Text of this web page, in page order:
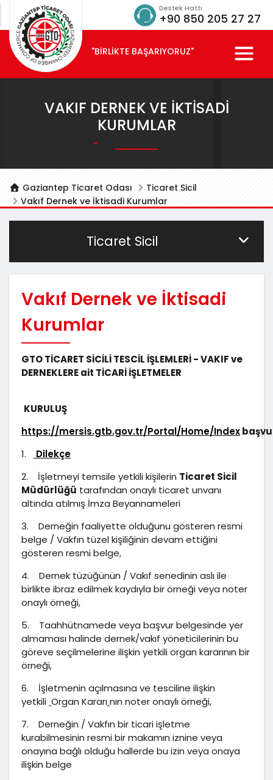
Destek Hattı
+90 850 205 27 27
"BİRLİKTE BAŞARIYORUZ"
VAKIF DERNEK VE İKTISADI
KURUMLAR
Gaziantep Ticaret Odası
Ticaret Sicil
Vakıf Dernek ve İktisadi Kurumlar
Ticaret Sicil
Vakıf Dernek ve İktisadi
Kurumlar
GTO TİCARET SİCİLİ TESCİL İŞLEMLERİ - VAKIF ve
DERNEKLERE ait TİCARİ İŞLETMELER
KURULUŞ
https://mersis.gtb.gov.tr/Portal/Home/Index
1.
Dilekçe
2. İşletmeyi temsile yetkili kişilerin Ticaret Sicil
Müdürlüğü tarafından onaylı ticaret unvanı
altında atılmış İmza Beyannameleri
3. Derneğin faaliyette olduğunu gösteren resmi
belge / Vakfın tüzel kişiliğinin devam ettiğini
gösteren resmi belge,
4. Dernek tüzüğünün / Vakıf senedinin aslı ile
birlikte ibraz edilmek kaydıyla bir örneği veya noter
onaylı örneği,
5. Taahhütnamede veya başvur belgesinde yer
almaması halinde dernek/vakıf yöneticilerinin bu
göreve seçilmelerine ilişkin yetkili organ kararının bir
örneği,
6. İşletmenin açılmasına ve tesciline ilişkin
yetkili Organ Kararının noter onaylı örneği,
7. Derneğin / Vakfın bir ticari işletme
kurabilmesinin resmi bir makamın iznine veya
onayına bağlı olduğu hallerde bu izin veya onaya
ilişkin belge